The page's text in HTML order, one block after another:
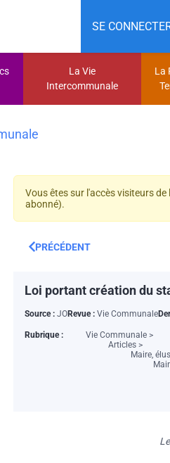
SE
La Vie
Intercommunale
La
Vous êtes sur l'accès visiteurs
abonné).
PRÉCÉDENT
Loi portant création du
Source : JORevue : Vie Communale
Rubrique :
Vie Communale >
Articles >
Maire,